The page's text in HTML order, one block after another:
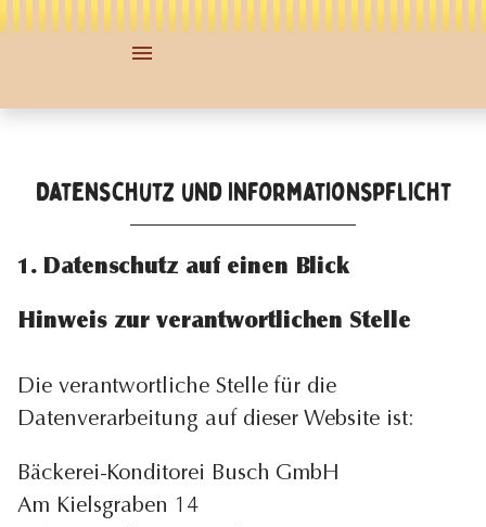
Datenschutz und Informationspflicht
1. Datenschutz auf einen Blick
Hinweis zur verantwortlichen Stelle
Die verantwortliche Stelle für die
Datenverarbeitung auf dieser Website ist:
Bäckerei-Konditorei Busch GmbH
Am Kielsgraben 14